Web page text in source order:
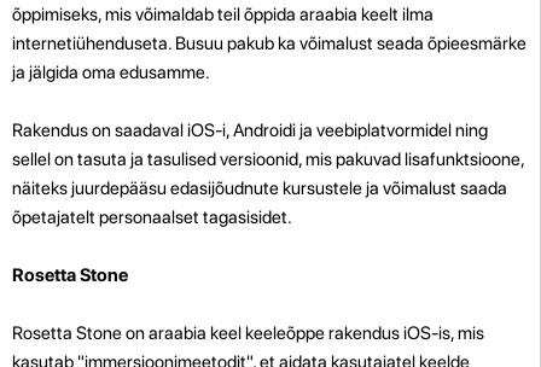
õppimiseks, mis võimaldab teil õppida araabia keelt ilma
internetiühenduseta. Busuu pakub ka võimalust seada õpieesmärke
ja jälgida oma edusamme.
Rakendus on saadaval iOS-i, Androidi ja veebiplatvormidel ning
sellel on tasuta ja tasulised versioonid, mis pakuvad lisafunktsioone,
näiteks juurdepääsu edasijõudnute kursustele ja võimalust saada
õpetajatelt personaalset tagasisidet.
Rosetta Stone
Rosetta Stone on araabia keel keeleõppe rakendus iOS-is, mis
kasutab "immersioonimeetodit", et aidata kasutajatel keelde